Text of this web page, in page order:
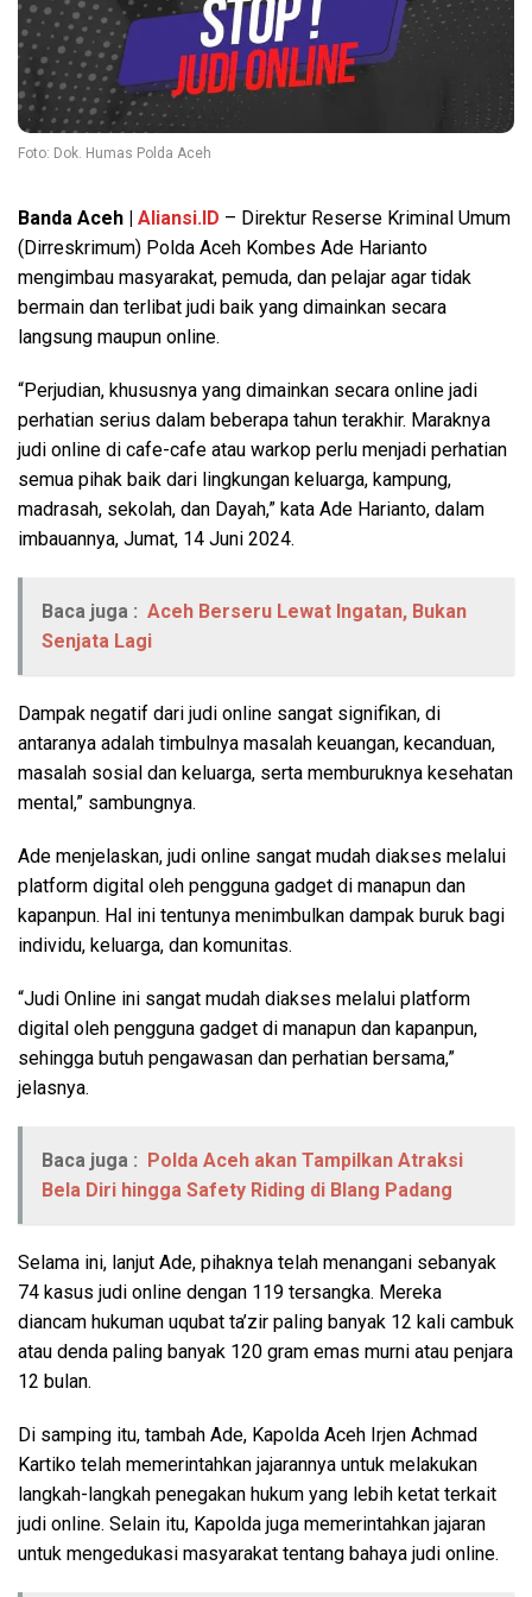
Foto: Dok. Humas Polda Aceh
Banda Aceh | Aliansi.ID – Direktur Reserse Kriminal Umum
(Dirreskrimum) Polda Aceh Kombes Ade Harianto
mengimbau masyarakat, pemuda, dan pelajar agar tidak
bermain dan terlibat judi baik yang dimainkan secara
langsung maupun online.
“Perjudian, khususnya yang dimainkan secara online jadi
perhatian serius dalam beberapa tahun terakhir. Maraknya
judi online di cafe-cafe atau warkop perlu menjadi perhatian
semua pihak baik dari lingkungan keluarga, kampung,
madrasah, sekolah, dan Dayah,” kata Ade Harianto, dalam
imbauannya, Jumat, 14 Juni 2024.
Baca juga : Aceh Berseru Lewat Ingatan, Bukan
Senjata Lagi
Dampak negatif dari judi online sangat signifikan, di
antaranya adalah timbulnya masalah keuangan, kecanduan,
masalah sosial dan keluarga, serta memburuknya kesehatan
mental,” sambungnya.
Ade menjelaskan, judi online sangat mudah diakses melalui
platform digital oleh pengguna gadget di manapun dan
kapanpun. Hal ini tentunya menimbulkan dampak buruk bagi
individu, keluarga, dan komunitas.
“Judi Online ini sangat mudah diakses melalui platform
digital oleh pengguna gadget di manapun dan kapanpun,
sehingga butuh pengawasan dan perhatian bersama,”
jelasnya.
Baca juga : Polda Aceh akan Tampilkan Atraksi
Bela Diri hingga Safety Riding di Blang Padang
Selama ini, lanjut Ade, pihaknya telah menangani sebanyak
74 kasus judi online dengan 119 tersangka. Mereka
diancam hukuman uqubat ta’zir paling banyak 12 kali cambuk
atau denda paling banyak 120 gram emas murni atau penjara
12 bulan.
Di samping itu, tambah Ade, Kapolda Aceh Irjen Achmad
Kartiko telah memerintahkan jajarannya untuk melakukan
langkah-langkah penegakan hukum yang lebih ketat terkait
judi online. Selain itu, Kapolda juga memerintahkan jajaran
untuk mengedukasi masyarakat tentang bahaya judi online.